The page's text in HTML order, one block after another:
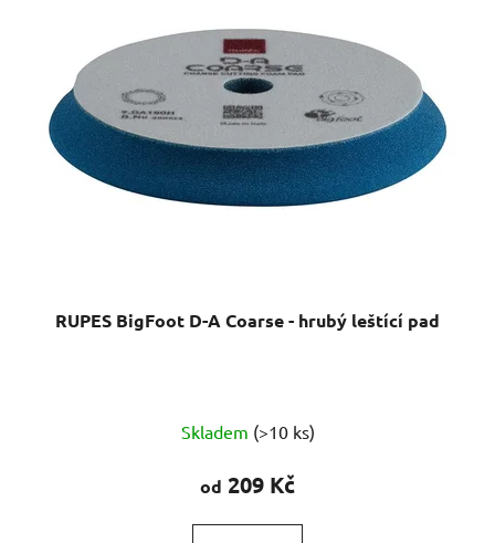
RUPES BigFoot D-A Coarse - hrubý leštící pad
hodnocení
produktu
5,0
Skladem (>10 ks)
od 209 Kč